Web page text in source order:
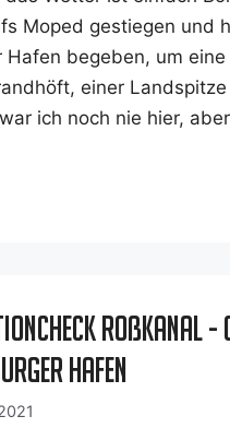
Moped gestie­gen und
Hafen bege­ben, um
einer
ich noch nie hier,
Roßkanal -
Hafen